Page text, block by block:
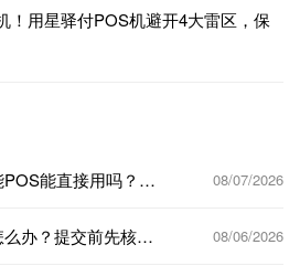
！用星驿付POS机避开4大雷区，保
能直接用吗？经
08/07/2026
办？提交前先核对
08/06/2026